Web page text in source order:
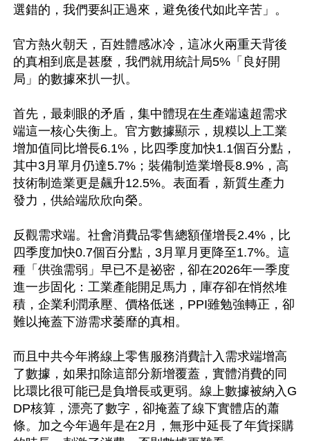
選錯的，我們要糾正過來，避免後代如此辛苦」。
官方熱火朝天，百姓體感冰冷，這冰火兩重天背後
的真相到底是甚麼，我們就用統計局5%「良好開
局」的數據來扒一扒。
首先，最刺眼的矛盾，集中體現在生產端遠超需求
端這一核心失衡上。官方數據顯示，規糢以上工業
增加值同比增長6.1%，比四季度加快1.1個百分點，
其中3月單月仍達5.7%；裝備制造業增長8.9%，高
技術制造業更是飆升12.5%。表面看，新質生產力
發力，供給端欣欣向榮。
反觀需求端。社會消費品零售總額僅增長2.4%，比
四季度加快0.7個百分點，3月單月更降至1.7%。這
種「供強需弱」早已不是祕密，卻在2026年一季度
進一步固化：工業產能開足馬力，庫存卻在悄然堆
積，企業利潤承壓、價格低迷，PPI雖勉強轉正，卻
難以掩蓋下游需求萎靡的真相。
而且中共今年將線上零售服務消費計入需求端增高
了數據，如果扣除這部分新增覆蓋，實體消費的同
比環比很可能已是負增長或更弱。線上數據被納入G
DP核算，漂亮了數字，卻掩蓋了線下實體店的蕭
條。加之今年過年是在2月，無形中延長了年貨採購